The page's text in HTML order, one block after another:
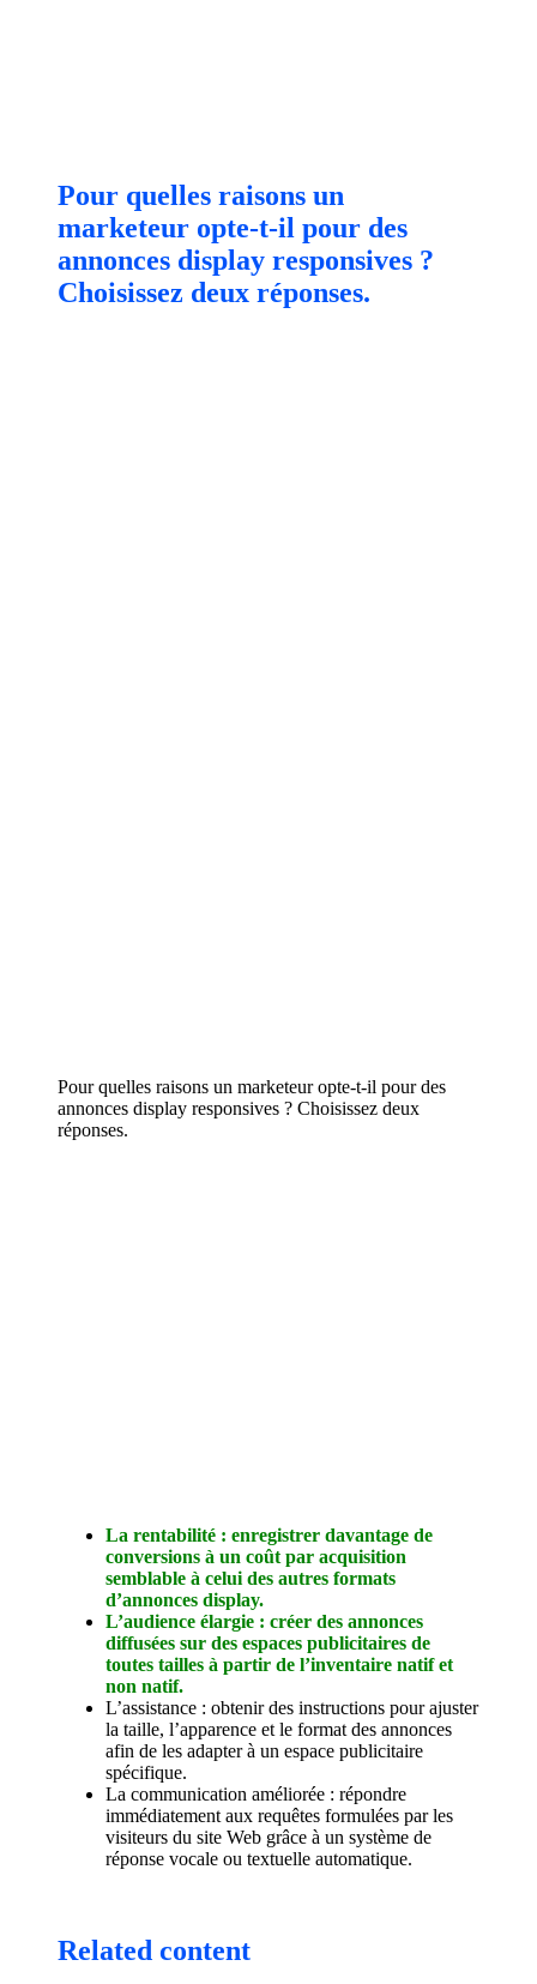
Pour quelles raisons un
marketeur opte-t-il pour des
annonces display responsives ?
Choisissez deux réponses.
Pour quelles raisons un marketeur opte-t-il pour des
annonces display responsives ? Choisissez deux
réponses.
La rentabilité : enregistrer davantage de
conversions à un coût par acquisition
semblable à celui des autres formats
d’annonces display.
L’audience élargie : créer des annonces
diffusées sur des espaces publicitaires de
toutes tailles à partir de l’inventaire natif et
non natif.
L’assistance : obtenir des instructions pour ajuster
la taille, l’apparence et le format des annonces
afin de les adapter à un espace publicitaire
spécifique.
La communication améliorée : répondre
immédiatement aux requêtes formulées par les
visiteurs du site Web grâce à un système de
réponse vocale ou textuelle automatique.
Related content